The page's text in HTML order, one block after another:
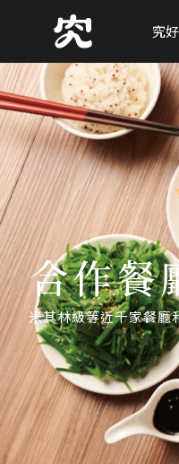
究
合作餐
米其林級等近千家餐廳